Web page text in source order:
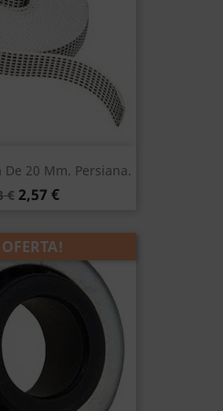
De 20 Mm. Persiana.
€ Precio
2,57 €
OFERTA!